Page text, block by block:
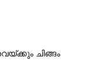
ചിങ്ങം